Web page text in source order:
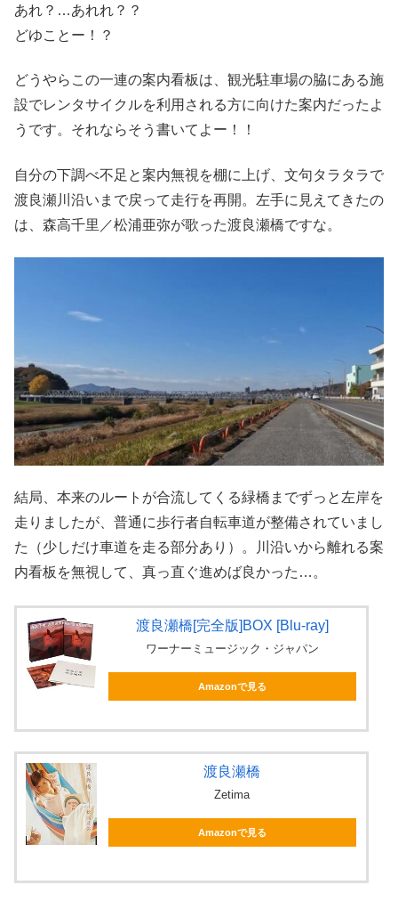
あれ？…あれれ？？
どゆことー！？
どうやらこの一連の案内看板は、観光駐車場の脇にある施
設でレンタサイクルを利用される方に向けた案内だったよ
うです。それならそう書いてよー！！
自分の下調べ不足と案内無視を棚に上げ、文句タラタラで
渡良瀬川沿いまで戻って走行を再開。左手に見えてきたの
は、森高千里／松浦亜弥が歌った渡良瀬橋ですな。
結局、本来のルートが合流してくる緑橋までずっと左岸を
走りましたが、普通に歩行者自転車道が整備されていまし
た（少しだけ車道を走る部分あり）。川沿いから離れる案
内看板を無視して、真っ直ぐ進めば良かった…。
渡良瀬橋[完全版]BOX [Blu-ray]
ワーナーミュージック・ジャパン
Amazonで見る
渡良瀬橋
Zetima
Amazonで見る